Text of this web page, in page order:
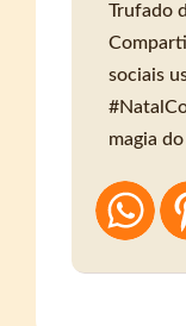
Trufado
sociais
magia